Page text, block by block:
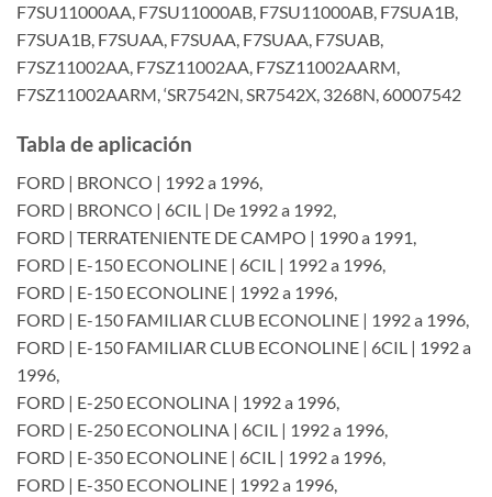
F7SU11000AA, F7SU11000AB, F7SU11000AB, F7SUA1B,
F7SUA1B, F7SUAA, F7SUAA, F7SUAA, F7SUAB,
F7SZ11002AA, F7SZ11002AA, F7SZ11002AARM,
F7SZ11002AARM, ‘SR7542N, SR7542X, 3268N, 60007542
Tabla de aplicación
FORD | BRONCO | 1992 a 1996,
FORD | BRONCO | 6CIL | De 1992 a 1992,
FORD | TERRATENIENTE DE CAMPO | 1990 a 1991,
FORD | E-150 ECONOLINE | 6CIL | 1992 a 1996,
FORD | E-150 ECONOLINE | 1992 a 1996,
FORD | E-150 FAMILIAR CLUB ECONOLINE | 1992 a 1996,
FORD | E-150 FAMILIAR CLUB ECONOLINE | 6CIL | 1992 a
1996,
FORD | E-250 ECONOLINA | 1992 a 1996,
FORD | E-250 ECONOLINA | 6CIL | 1992 a 1996,
FORD | E-350 ECONOLINE | 6CIL | 1992 a 1996,
FORD | E-350 ECONOLINE | 1992 a 1996,